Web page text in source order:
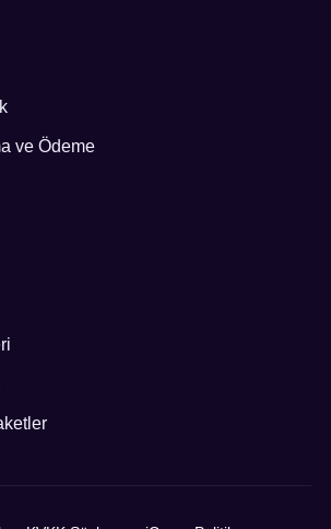
ve Ödeme